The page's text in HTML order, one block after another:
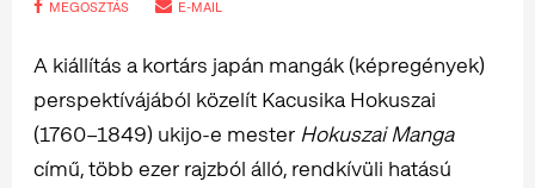
MEGOSZTÁS E-MAIL
A kiállítás a kortárs japán mangák (képregények)
perspektívájából közelít Kacusika Hokuszai
(1760–1849) ukijo-e mester Hokuszai Manga
című, több ezer rajzból álló, rendkívüli hatású